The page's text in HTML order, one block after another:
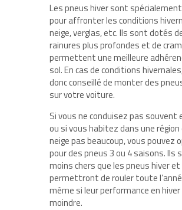
Les pneus hiver sont
pour affronter les conditions
neige, verglas, etc. Ils sont dotés
rainures plus profondes et de
permettent une meilleure
sol. En cas de conditions
donc conseillé de monter des
sur votre voiture.
Si vous ne conduisez pas souvent
ou si vous habitez dans une région
neige pas beaucoup, vous pouvez
pour des pneus 3 ou 4 saisons. Ils
moins chers que les pneus hiver
permettront de rouler toute
même si leur performance en
moindre.